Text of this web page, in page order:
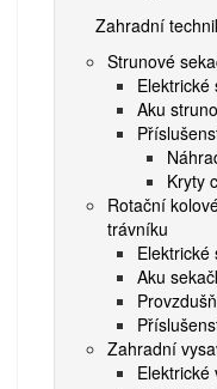
Zahradní
Strunové
Elektrické
Aku
Kryty
Rotační
trávníku
Elektrické
Aku
Zahradní
Elektrické